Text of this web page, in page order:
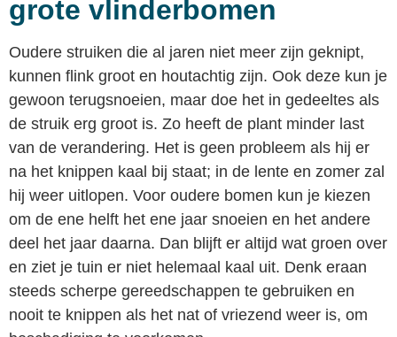
grote vlinderbomen
Oudere struiken die al jaren niet meer zijn geknipt,
kunnen flink groot en houtachtig zijn. Ook deze kun je
gewoon terugsnoeien, maar doe het in gedeeltes als
de struik erg groot is. Zo heeft de plant minder last
van de verandering. Het is geen probleem als hij er
na het knippen kaal bij staat; in de lente en zomer zal
hij weer uitlopen. Voor oudere bomen kun je kiezen
om de ene helft het ene jaar snoeien en het andere
deel het jaar daarna. Dan blijft er altijd wat groen over
en ziet je tuin er niet helemaal kaal uit. Denk eraan
steeds scherpe gereedschappen te gebruiken en
nooit te knippen als het nat of vriezend weer is, om